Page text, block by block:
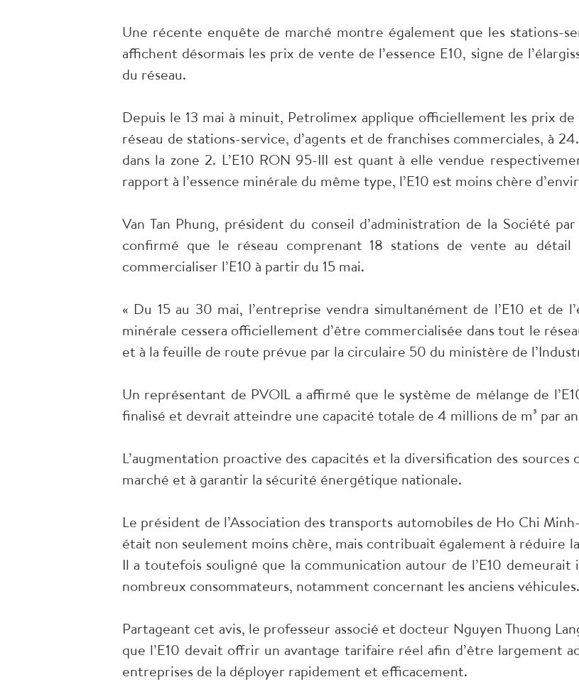
Une récente enquête de marché montre également que les stations-
affichent désormais les prix de vente de l’essence E10, signe de
du réseau.
Depuis le 13 mai à minuit, Petrolimex applique officiellement les prix
réseau de stations-service, d’agents et de franchises commerciales, à
dans la zone 2. L’E10 RON 95-III est quant à elle vendue
rapport à l’essence minérale du même type, l’E10 est moins chère
Van Tan Phung, président du conseil d’administration de la Société
confirmé que le réseau comprenant 18 stations de vente au
commercialiser l’E10 à partir du 15 mai.
« Du 15 au 30 mai, l’entreprise vendra simultanément de l’E10 et de
minérale cessera officiellement d’être commercialisée dans tout le
et à la feuille de route prévue par la circulaire 50 du ministère de
Un représentant de PVOIL a affirmé que le système de mélange de
finalisé et devrait atteindre une capacité totale de 4 millions de m³ par an
L’augmentation proactive des capacités et la diversification des
marché et à garantir la sécurité énergétique nationale.
Le président de l’Association des transports automobiles de Ho Chi
était non seulement moins chère, mais contribuait également à réduire
Il a toutefois souligné que la communication autour de l’E10
nombreux consommateurs, notamment concernant les anciens véhicules.
Partageant cet avis, le professeur associé et docteur Nguyen Thuong
que l’E10 devait offrir un avantage tarifaire réel afin d’être largement
entreprises de la déployer rapidement et efficacement.